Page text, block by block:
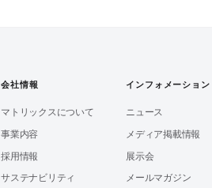
会社情報
マトリックスについて
事業内容
採用情報
サステナビリティ
インフォメーション
ニュース
メディア掲載情報
展示会
メールマガジン